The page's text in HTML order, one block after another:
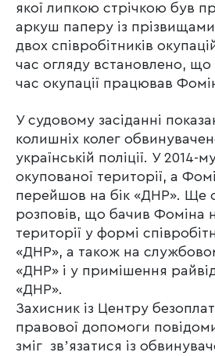
якої липкою стрічкою був
аркуш паперу із
двох співробітників
час огляду встановлено, що
час окупації працював
У судовому засіданні
колишніх колег
українській поліції. У 2014-
окупованої території, а
перейшов на бік «ДНР». Ще
розповів, що бачив Фоміна
території у формі
«ДНР», а також на
«ДНР» і у примішення
«ДНР».
Захисник із Центру
правової допомоги
зміг звʼязатися із